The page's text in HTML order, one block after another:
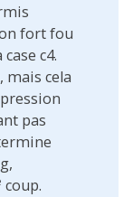
fort fou
c4.
mais cela
pas
coup.